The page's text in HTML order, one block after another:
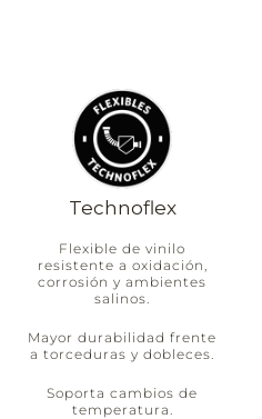
Technoflex
Flexible de vinilo
resistente a oxidación,
corrosión y ambientes
salinos.
Mayor durabilidad frente
a torceduras y dobleces.
Soporta cambios de
temperatura.